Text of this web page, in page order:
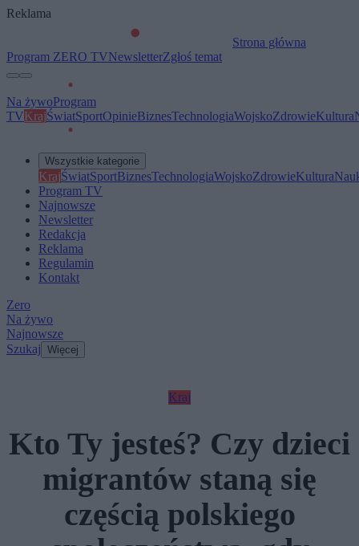
Reklama
Strona główna
Program ZERO TVNewsletterZgłoś temat
Na żywoProgram
TVKrajŚwiatSportOpinieBiznesTechnologiaWojskoZdrowieKultura
Wszystkie kategorie
KrajŚwiatSportBiznesTechnologiaWojskoZdrowieKultura
Program TV
Najnowsze
Newsletter
Redakcja
Reklama
Regulamin
Kontakt
Zero
Na żywo
Najnowsze
Szukaj Więcej
Kraj
Kto Ty jesteś? Czy dzieci
migrantów staną się
częścią polskiego